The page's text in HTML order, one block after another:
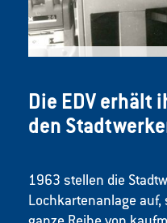
Die EDV erhält
den
1963 stellen die
Lochkartenanlage